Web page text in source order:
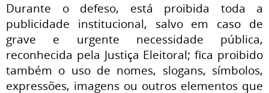
Durante o defeso, está proibida toda a
publicidade institucional, salvo em caso de
grave e urgente necessidade pública,
reconhecida pela Justiça Eleitoral; fica proibido
também o uso de nomes, slogans, símbolos,
expressões, imagens ou outros elementos que